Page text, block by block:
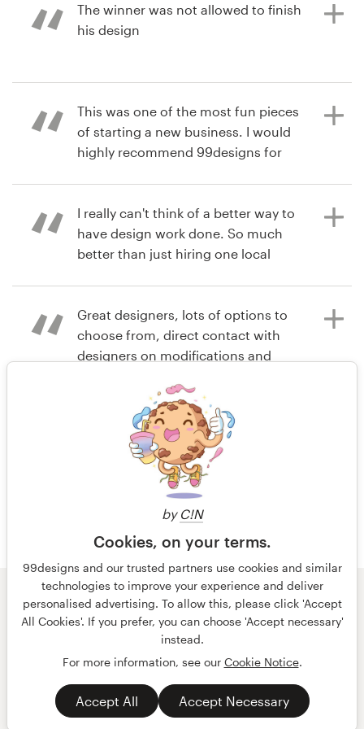
by C!N
Cookies, on your terms.
99designs and our trusted partners use cookies and similar
technologies to improve your experience and deliver
personalised advertising. To allow this, please click 'Accept
All Cookies'. If you prefer, you can choose 'Accept necessary'
instead.
For more information, see our Cookie Notice.
Accept All Accept Necessary
há 3 anos
drglassman
Visualizar seu concurso de logotipo
The winner was not allowed to finish
his design
há 6 anos
drlesliemurraD
This was one of the most fun pieces
of starting a new business. I would
highly recommend 99designs for
há 6 anos
arborshane u
Visualizar seu concurso de logotipo
I really can't think of a better way to
have design work done. So much
better than just hiring one local
há 6 anos
Visualizar seu concurso de logotipo
Great designers, lots of options to
choose from, direct contact with
designers on modifications and
1 de 100
© 99designs
por Vista
Termos e condições
Privacidade
Dados sobre a empresa
português English